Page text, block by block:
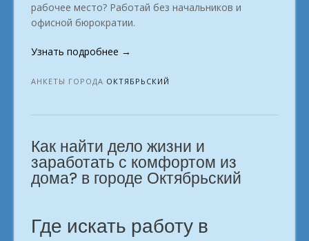
рабочее место? Работай без начальников и
офисной бюрократии.
Узнать подробнее «Доходное
в
Октябрьский»
→
АНКЕТЫ ГОРОДА ОКТЯБРЬСКИЙ
Как найти дело жизни и
заработать с комфортом из
дома? в городе Октябрьский
Где искать работу в